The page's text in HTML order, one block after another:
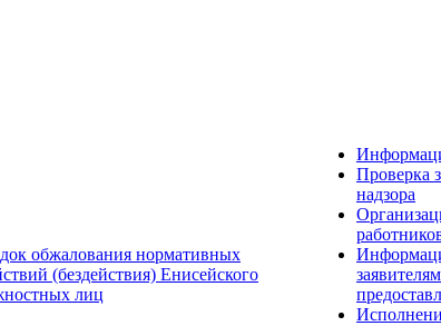
обжалования нормативных
(бездействия) Енисейского
лиц
Проверка
надзора